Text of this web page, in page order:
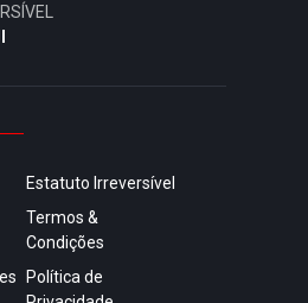
Estatuto Irreversível
Termos &
Condições
Política de